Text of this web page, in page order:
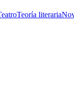
Teoría literaria